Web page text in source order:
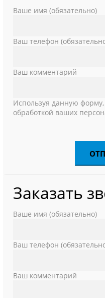
Ваше имя (обязательно)
Ваш телефон
Ваш комментарий
Используя данную
обработкой ваших
Заказать
Ваше имя (обязательно)
Ваш телефон
Ваш комментарий